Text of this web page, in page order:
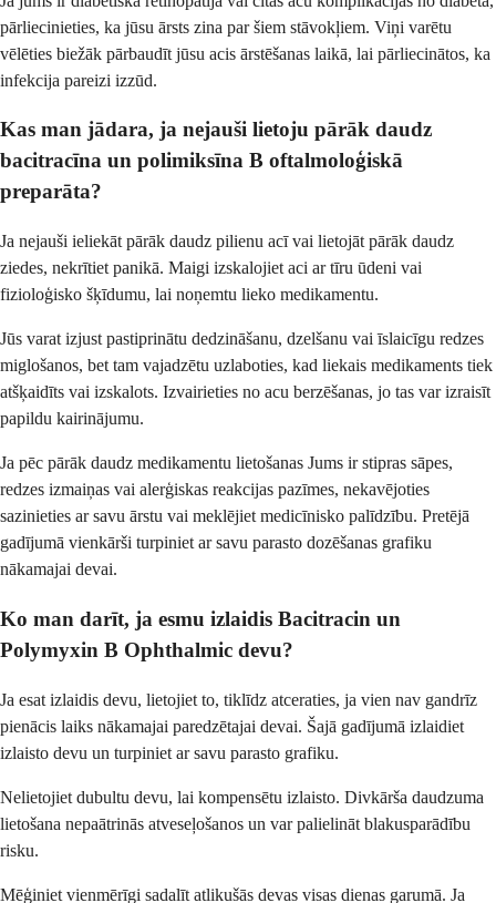
pārliecinieties, ka jūsu ārsts zina par šiem stāvokļiem. Viņi varētu
vēlēties biežāk pārbaudīt jūsu acis ārstēšanas laikā, lai pārliecinātos, ka
infekcija pareizi izzūd.
Kas man jādara, ja nejauši lietoju pārāk daudz
bacitracīna un polimiksīna B oftalmoloģiskā
preparāta?
Ja nejauši ieliekāt pārāk daudz pilienu acī vai lietojāt pārāk daudz
ziedes, nekrītiet panikā. Maigi izskalojiet aci ar tīru ūdeni vai
fizioloģisko šķīdumu, lai noņemtu lieko medikamentu.
Jūs varat izjust pastiprinātu dedzināšanu, dzelšanu vai īslaicīgu redzes
miglošanos, bet tam vajadzētu uzlaboties, kad liekais medikaments tiek
atšķaidīts vai izskalots. Izvairieties no acu berzēšanas, jo tas var izraisīt
papildu kairinājumu.
Ja pēc pārāk daudz medikamentu lietošanas Jums ir stipras sāpes,
redzes izmaiņas vai alerģiskas reakcijas pazīmes, nekavējoties
sazinieties ar savu ārstu vai meklējiet medicīnisko palīdzību. Pretējā
gadījumā vienkārši turpiniet ar savu parasto dozēšanas grafiku
nākamajai devai.
Ko man darīt, ja esmu izlaidis Bacitracin un
Polymyxin B Ophthalmic devu?
Ja esat izlaidis devu, lietojiet to, tiklīdz atceraties, ja vien nav gandrīz
pienācis laiks nākamajai paredzētajai devai. Šajā gadījumā izlaidiet
izlaisto devu un turpiniet ar savu parasto grafiku.
Nelietojiet dubultu devu, lai kompensētu izlaisto. Divkārša daudzuma
lietošana nepaātrinās atveseļošanos un var palielināt blakusparādību
risku.
Mēģiniet vienmērīgi sadalīt atlikušās devas visas dienas garumā. Ja